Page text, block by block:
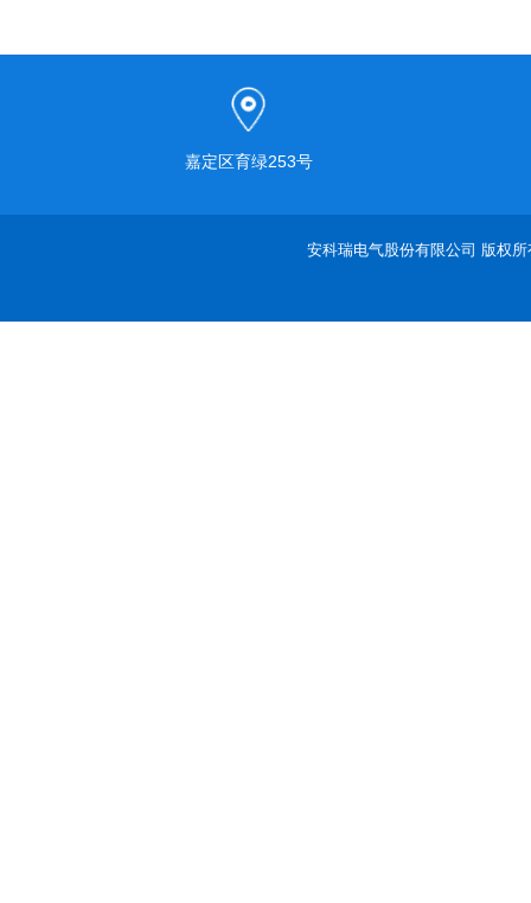
嘉定区育绿253号
安科瑞电气股份有限公司 版权